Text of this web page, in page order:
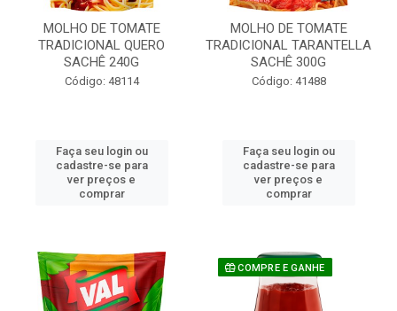
MOLHO DE TOMATE
TRADICIONAL QUERO
SACHÊ 240G
Código: 48114
Faça seu login ou
cadastre-se para
ver preços e
comprar
MOLHO DE TOMATE
TRADICIONAL TARANTELLA
SACHÊ 300G
Código: 41488
Faça seu login ou
cadastre-se para
ver preços e
comprar
COMPRE E GANHE